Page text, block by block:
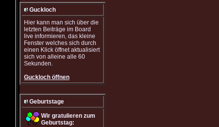
Guckloch
Hier kann man sich über die
letzten Beiträge im Board
live informieren, das kleine
Fenster welches sich durch
einen Klick öffnet aktualisiert
sich von alleine alle 60
Sekunden.
Guckloch öffnen
Geburtstage
Wir gratulieren zum
Geburtstag: